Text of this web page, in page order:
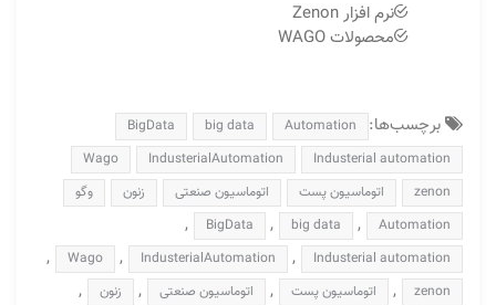
نرم افزار Zenon
محصولات WAGO
برچسب‌ها: Automation
big data
BigData
Industerial automation
IndusterialAutomation
Wago
zenon
اتوماسیون پست اتوماسیون صنعتی زنون
وگو
Automation
,
big data
,
BigData
,
Industerial automation
,
IndusterialAutomation
,
Wago
,
zenon
, اتوماسیون پست , اتوماسیون صنعتی , زنون ,